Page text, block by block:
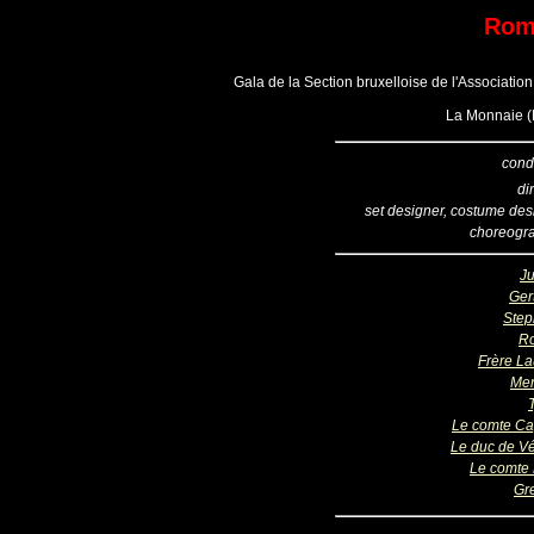
Gala de la Section bruxelloise de
La Monnaie
set designer, costume
Frère
Le comte
Le duc de
Le comte